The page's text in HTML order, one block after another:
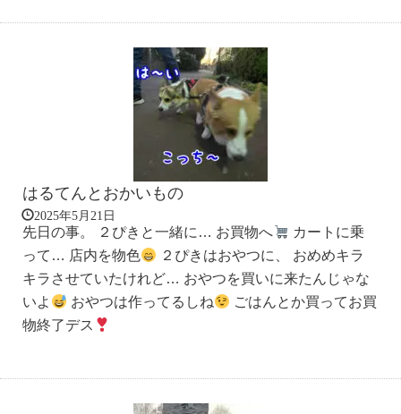
はるてんとおかいもの
2025年5月21日
先日の事。 ２ぴきと一緒に… お買物へ
カートに乗
って… 店内を物色
２ぴきはおやつに、 おめめキラ
キラさせていたけれど… おやつを買いに来たんじゃな
いよ
おやつは作ってるしね
ごはんとか買ってお買
物終了デス